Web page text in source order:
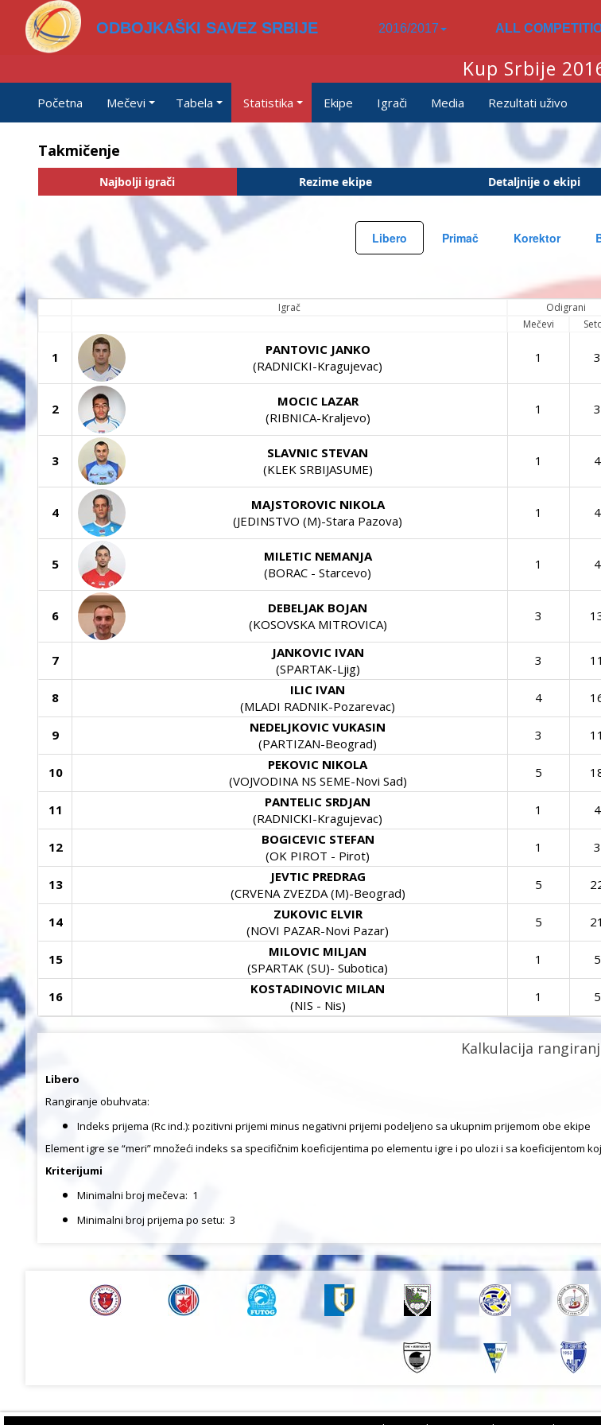
ODBOJKAŠKI SAVEZ SRBIJE 2016/2017 ALL
Kup Srbije
Početna Mečevi Tabela Statistika Ekipe Igrači Media Rezultati uživo
Takmičenje
Najbolji igrači Rezime ekipe Detaljnije o ekipi
Libero Primač Korektor
Igrač Odigrani
Mečevi
1
PANTOVIC JANKO
(RADNICKI-Kragujevac)
1 3
2
MOCIC LAZAR
(RIBNICA-Kraljevo)
1 3
3
SLAVNIC STEVAN
(KLEK SRBIJASUME)
1 4
4
MAJSTOROVIC NIKOLA
(JEDINSTVO (M)-Stara Pazova)
1 4
5
MILETIC NEMANJA
(BORAC - Starcevo)
1 4
6
DEBELJAK BOJAN
(KOSOVSKA MITROVICA)
3
7
JANKOVIC IVAN
(SPARTAK-Ljig)
3 11
8
ILIC IVAN
(MLADI RADNIK-Pozarevac)
4
9
NEDELJKOVIC VUKASIN
(PARTIZAN-Beograd)
3 11
10
PEKOVIC NIKOLA
(VOJVODINA NS SEME-Novi Sad)
5
11
PANTELIC SRDJAN
(RADNICKI-Kragujevac)
1 4
12
BOGICEVIC STEFAN
(OK PIROT - Pirot)
1 3
13
JEVTIC PREDRAG
(CRVENA ZVEZDA (M)-Beograd)
5
14
ZUKOVIC ELVIR
(NOVI PAZAR-Novi Pazar)
5 21
15
MILOVIC MILJAN
(SPARTAK (SU)- Subotica)
1 5
16
KOSTADINOVIC MILAN
(NIS - Nis)
1 5
Kalkulacija
Libero
Rangiranje obuhvata:
Indeks prijema (Rc ind.): pozitivni prijemi minus negativni prijemi podeljeno sa ukupnim prijemom obe ekipe
Element igre se “meri” množeći indeks sa specifičnim koeficijentima po elementu igre i po ulozi i sa koeficijentom
Kriterijumi
Minimalni broj mečeva: 1
Minimalni broj prijema po setu: 3